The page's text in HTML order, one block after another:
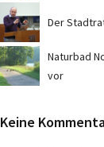
Der
Naturbad
vor
Keine